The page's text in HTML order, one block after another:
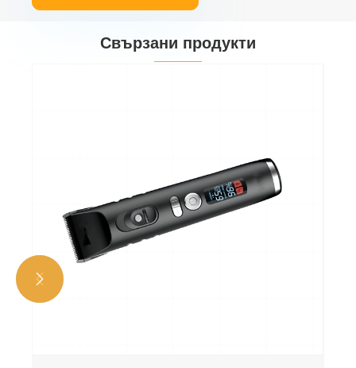
Свързани продукти

